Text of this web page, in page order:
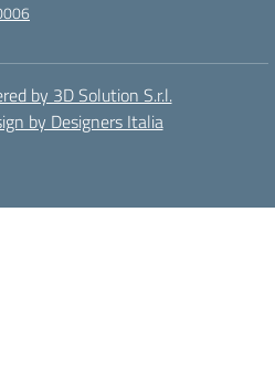
by 3D Solution S.r.l.
by Designers Italia